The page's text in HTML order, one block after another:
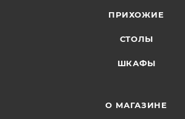
ПРИХОЖИЕ
СТОЛЫ
ШКАФЫ
О МАГАЗИНЕ